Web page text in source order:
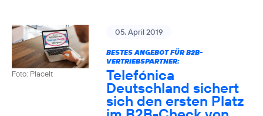
Foto: PlaceIt
05. April 2019
BESTES ANGEBOT FÜR B2B-
VERTRIEBSPARTNER:
Telefónica
Deutschland sichert
sich den ersten Platz